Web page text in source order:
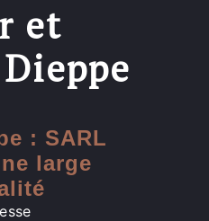
et
: SARL
large